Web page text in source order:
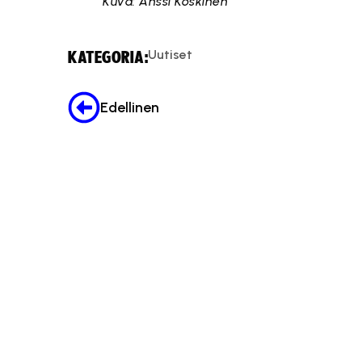
KATEGORIA:Uutiset
Edellinen